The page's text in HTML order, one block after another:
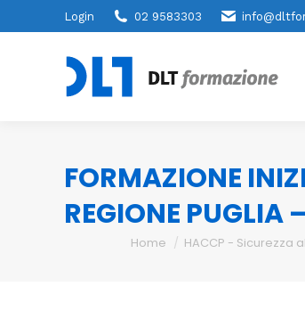
Login 02 9583303
FORMAZIONE
REGIONE PUGLIA
You are here:
Home HACCP - Sicurezza